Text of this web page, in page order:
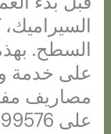
السطح.
على خدمة
مصاريف